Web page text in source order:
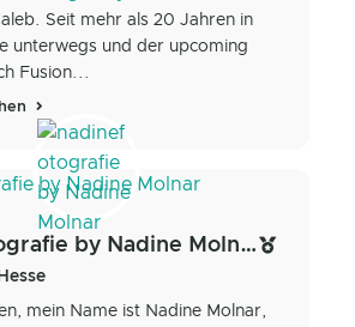
Seit mehr als 20 Jahren in
unterwegs und der upcoming
Fusion...
nadinefotografie by Nadine Molnar
mein Name ist Nadine Molnar,